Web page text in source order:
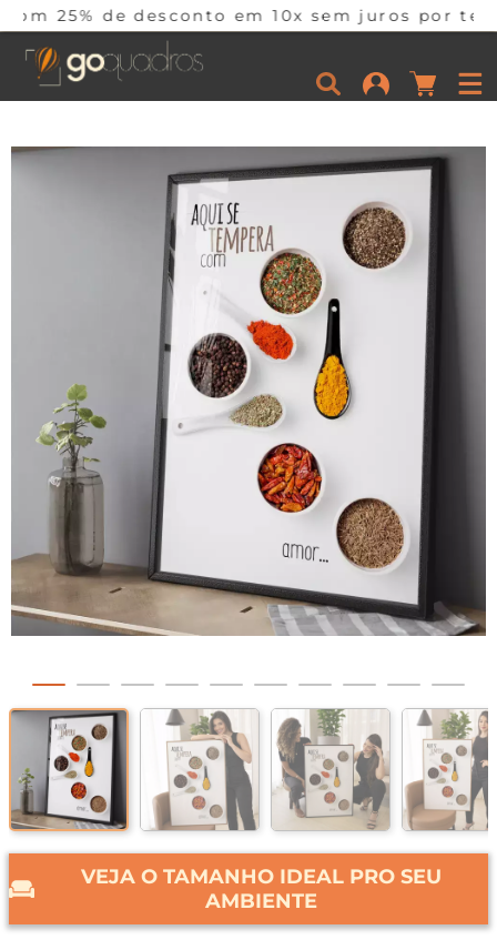
em 10x sem juros por tempo
VEJA O TAMANHO IDEAL PRO SEU
AMBIENTE